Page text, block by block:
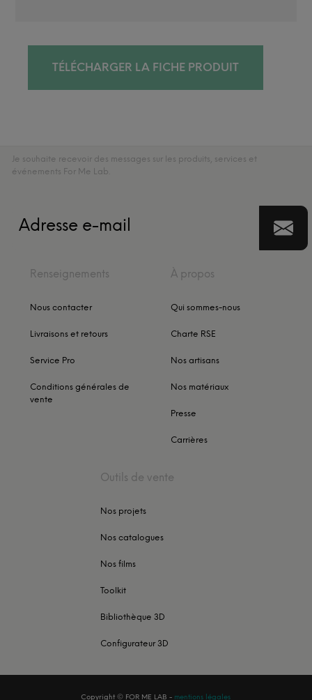
TÉLÉCHARGER LA FICHE PRODUIT
Je souhaite recevoir des messages sur les produits, services et
événements For Me Lab.
Renseignements
Nous contacter
Livraisons et retours
Service Pro
Conditions générales de
vente
À propos
Qui sommes-nous
Charte RSE
Nos artisans
Nos matériaux
Presse
Carrières
Outils de vente
Nos projets
Nos catalogues
Nos films
Toolkit
Bibliothèque 3D
Configurateur 3D
Copyright © FOR ME LAB - mentions légales